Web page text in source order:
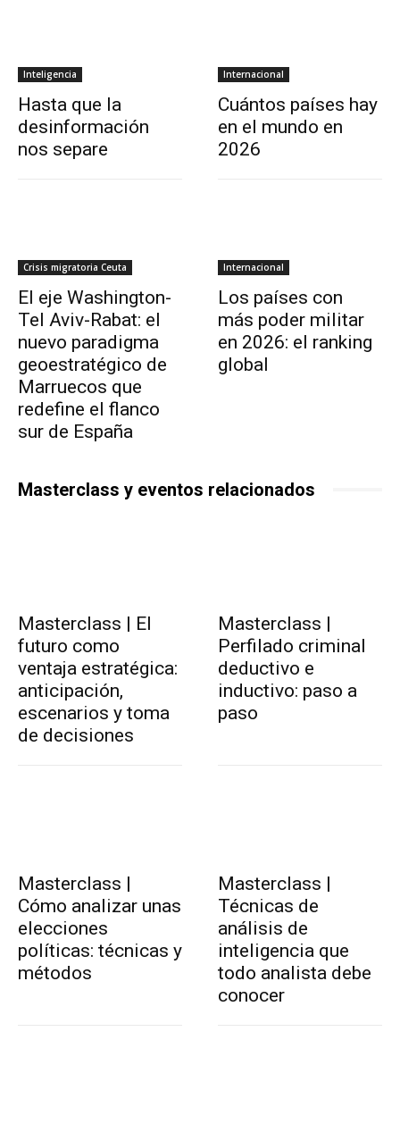
Inteligencia
Hasta que la
desinformación
nos separe
Internacional
Cuántos países hay
en el mundo en
2026
Crisis migratoria Ceuta
El eje Washington-
Tel Aviv-Rabat: el
nuevo paradigma
geoestratégico de
Marruecos que
redefine el flanco
sur de España
Internacional
Los países con
más poder militar
en 2026: el ranking
global
Masterclass y eventos relacionados
Masterclass | El
futuro como
ventaja estratégica:
anticipación,
escenarios y toma
de decisiones
Masterclass |
Perfilado criminal
deductivo e
inductivo: paso a
paso
Masterclass |
Cómo analizar unas
elecciones
políticas: técnicas y
métodos
Masterclass |
Técnicas de
análisis de
inteligencia que
todo analista debe
conocer